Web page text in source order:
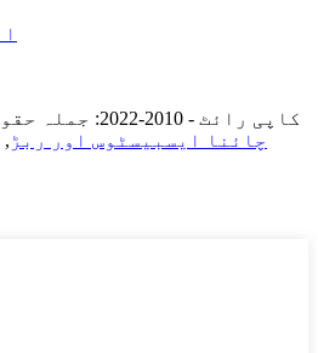
© کاپی رائٹ - 2010-2022: جملہ حقوق محفوظ ہیں۔
چائنا ایسبیسٹوس اور ربڑ ,